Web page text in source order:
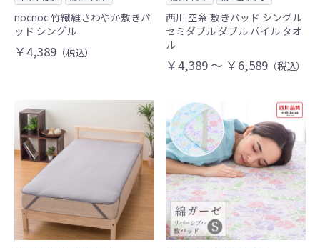
nocnoc 竹繊維さわやか敷きパ
ッド シングル
￥4,389 （税込）
西川 空糸 敷きパッド シングル
セミダブル ダブル パイル タオ
ル
￥4,389 ～ ￥6,589 （税込）